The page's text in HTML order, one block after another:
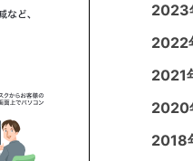
2023
2022
2021
2020
2018